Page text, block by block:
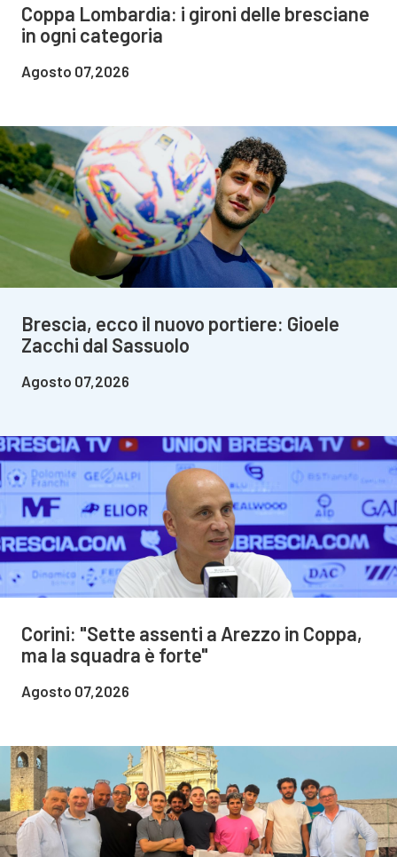
Coppa Lombardia: i gironi delle bresciane
in ogni categoria
Agosto 07,2026
Brescia, ecco il nuovo portiere: Gioele
Zacchi dal Sassuolo
Agosto 07,2026
Corini: "Sette assenti a Arezzo in Coppa,
ma la squadra è forte"
Agosto 07,2026